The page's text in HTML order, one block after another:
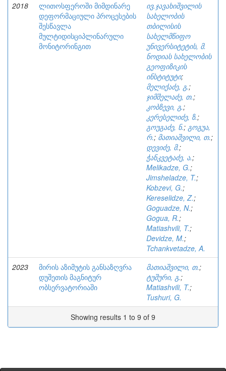
2018
ლითოსფეროში მიმდინარე
დეფორმაციული პროცესების
შესწავლა
მულტიდისციპლინარული
მონიტორინგით
ივ.ჯავახიშვილის
სახელობის
თბილისის
სახელმწიფო
უნივერსიტეტის, მ.
ნოდიას სახელობის
გეოფიზიკის
ინსტიტუტი;
მელიქაძე, გ.;
ჯიმშელაძე, თ.;
კობზევი, გ.;
კერესელიძე, ზ.;
გოუგაძე, ნ.; გოგუა,
რ.; მათიაშვილი, თ.;
დევიძე, მ.;
ჭანკვეტაძე, ა.;
Melikadze, G.;
Jimsheladze, T.;
Kobzevi, G.;
Kereselidze, Z.;
Goguadze, N.;
Gogua, R.;
Matiashvili, T.;
Devidze, M.;
Tchankvetadze, A.
2023
მირის აზიმუტის განსაზღვრა
დუშეთის მაგნიტურ
ობსერვატორიაში
მათიაშვილი, თ.;
ტუშური, გ.;
Matiashvili, T.;
Tushuri, G.
Showing results 1 to 9 of 9